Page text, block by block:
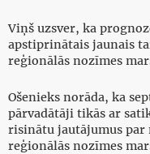
Viņš uzsver, ka
apstiprinātais jaunais
reģionālās nozīmes
Ošenieks norāda, ka
pārvadātāji tikās ar
risinātu jautājumus
reģionālās nozīmes